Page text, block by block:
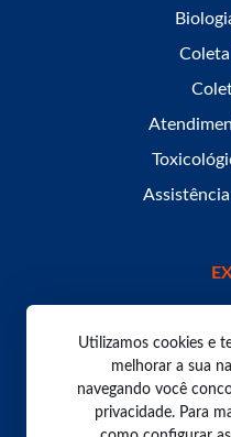
Todos os direitos
Utilizamos cookies e
melhorar a sua
navegando você
privacidade. Para